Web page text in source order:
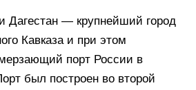
Дагестан — крупнейший город
Кавказа и при этом
порт России в
был построен во второй